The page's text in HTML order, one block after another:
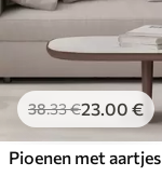
38.33€23.00 €
Pioenen met aartjes